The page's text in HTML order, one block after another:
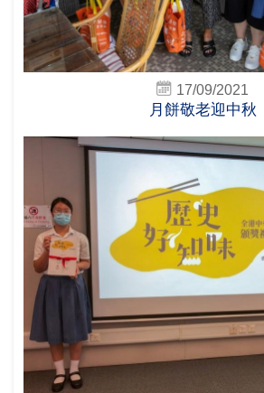
17/09/2021
月餅敬老迎中秋